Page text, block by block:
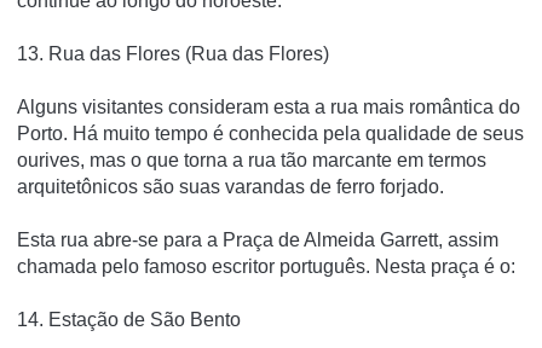
13. Rua das Flores (Rua das Flores)
Alguns visitantes consideram esta a rua mais romântica do
Porto. Há muito tempo é conhecida pela qualidade de seus
ourives, mas o que torna a rua tão marcante em termos
arquitetônicos são suas varandas de ferro forjado.
Esta rua abre-se para a Praça de Almeida Garrett, assim
chamada pelo famoso escritor português. Nesta praça é o:
14. Estação de São Bento